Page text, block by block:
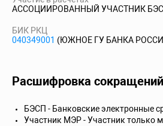
АССОЦИИРОВАННЫЙ УЧАСТНИК
БИК РКЦ
040349001 (ЮЖНОЕ ГУ БАНКА
Расшифровка сокращений
БЭСП - Банковские электронные
Участник МЭР - Участник только